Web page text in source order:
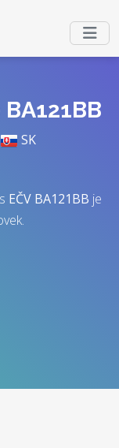
SK
EČV BA121BB je